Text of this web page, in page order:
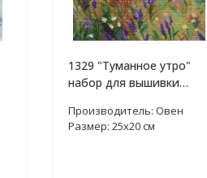
1329 "Туманное утро"
набор для вышивки
Производитель: Овен
Размер: 25х20 см